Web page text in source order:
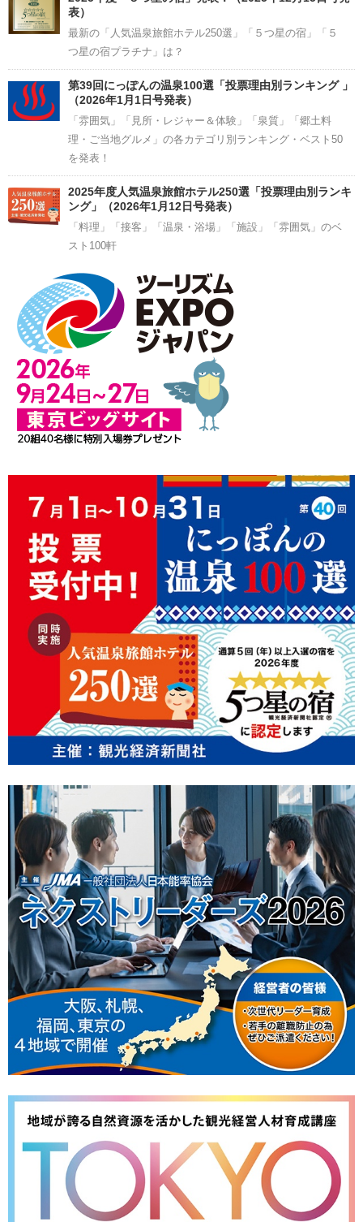
表）
最新の「人気温泉旅館ホテル250選」「５つ星の宿」「５
つ星の宿プラチナ」は？
第39回にっぽんの温泉100選「投票理由別ランキング 」
（2026年1月1日号発表）
「雰囲気」「見所・レジャー＆体験」「泉質」「郷土料
理・ご当地グルメ」の各カテゴリ別ランキング・ベスト50
を発表！
2025年度人気温泉旅館ホテル250選「投票理由別ランキ
ング」（2026年1月12日号発表）
「料理」「接客」「温泉・浴場」「施設」「雰囲気」のベ
スト100軒